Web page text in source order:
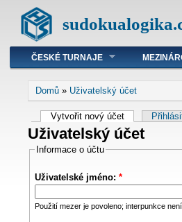
ČESKÉ TURNAJE
Domů » Uživatelský účet
Vytvořit nový účet
Uživatelský účet
Informace o účtu
Uživatelské jméno: *
Použití mezer je povoleno; interpunkce